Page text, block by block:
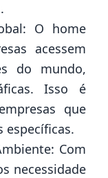
O home
acessem
do mundo,
Isso é
que
específicas.
Com
necessidade